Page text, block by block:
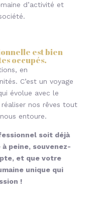
d’activité et
est bien
occupés.
en
C’est un voyage
évolue avec le
nos rêves tout
entoure.
soit déjà
peine, souvenez-
et que votre
unique qui
!